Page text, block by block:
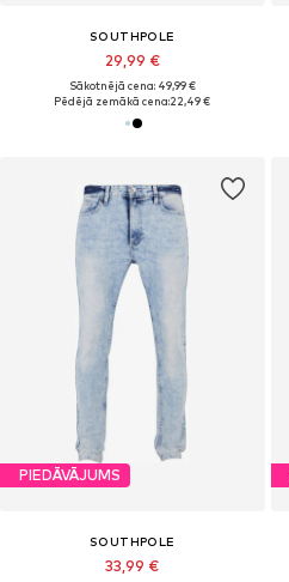
SOUTHPOLE
29,99 €
Sākotnējā cena: 49,99 €
Pēdējā zemākā cena:22,49 €
PIEDĀVĀJUMS
SOUTHPOLE
33,99 €